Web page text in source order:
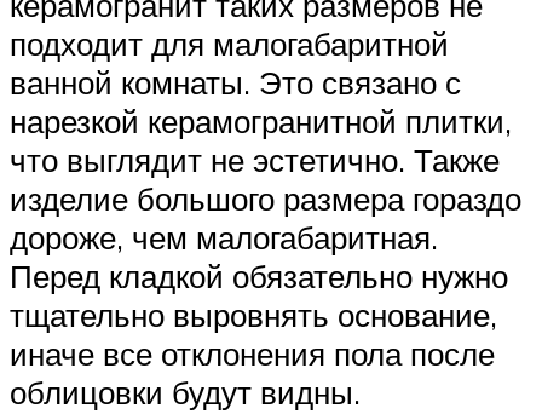
подходит для малогабаритной
ванной комнаты. Это связано с
нарезкой керамогранитной плитки,
что выглядит не эстетично. Также
изделие большого размера гораздо
дороже, чем малогабаритная.
Перед кладкой обязательно нужно
тщательно выровнять основание,
иначе все отклонения пола после
облицовки будут видны.